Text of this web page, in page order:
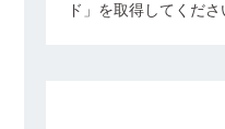
ド」を取得してくださ